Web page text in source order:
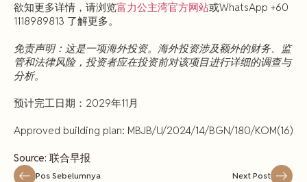
欲知更多详情，请浏览富力公主湾官方网站或WhatsApp +60
1118989813 了解更多。
免责声明：这是一项海外投资。海外投资涉及额外的财务、监
管和法律风险，投资者应在投资前对该项目进行详细的调查与
分析。
预计完工日期：2029年11月
Approved building plan: MBJB/U/2024/14/BGN/180/KOM(16)
Source: 联合早报
Pos Sebelumnya Next Post